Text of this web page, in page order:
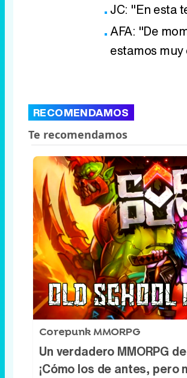
JC: "En esta
AFA: "De
estamos
RECOMENDAMOS
Corepunk MMORPG
Un verdadero MMORPG
¡Cómo los de antes, pero